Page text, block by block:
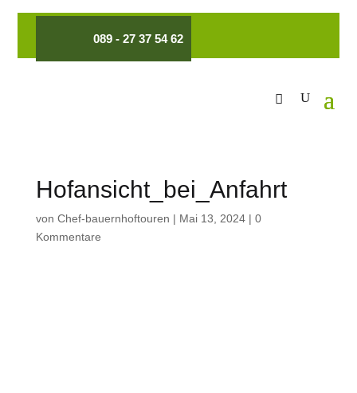
089 - 27 37 54 62
Hofansicht_bei_Anfahrt
von Chef-bauernhoftouren | Mai 13, 2024| 0
Kommentare